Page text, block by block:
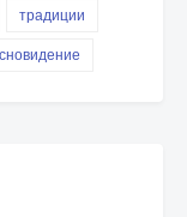
традиции